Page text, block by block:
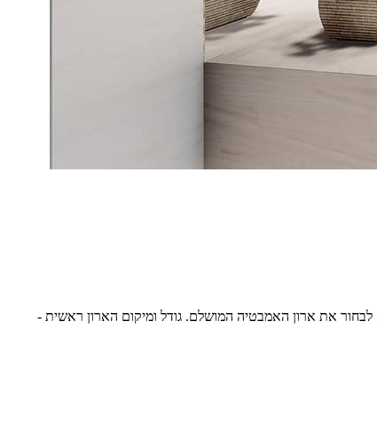
את ארון האמבטיה המושלם. גודל ומיקום הארון ראשית -